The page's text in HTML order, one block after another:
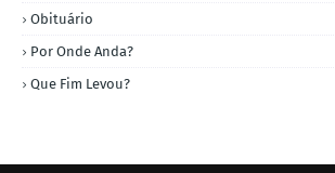
Obituário
Por Onde Anda?
Que Fim Levou?